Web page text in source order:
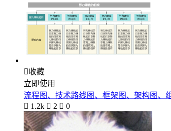
收藏
立即使用
流程图、技术路线图、框架图、架构图、
 1.2k  2  0